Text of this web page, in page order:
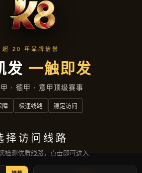
合作实例
首页 合作实例